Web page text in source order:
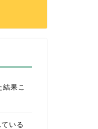
結果こ
いる